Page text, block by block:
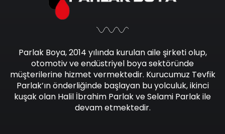
Parlak Boya, 2014 yılında kurulan aile şirketi olup,
otomotiv ve endüstriyel boya sektöründe
müşterilerine hizmet vermektedir. Kurucumuz Tevfik
Parlak’ın önderliğinde başlayan bu yolculuk, ikinci
kuşak olan Halil İbrahim Parlak ve Selami Parlak ile
devam etmektedir.